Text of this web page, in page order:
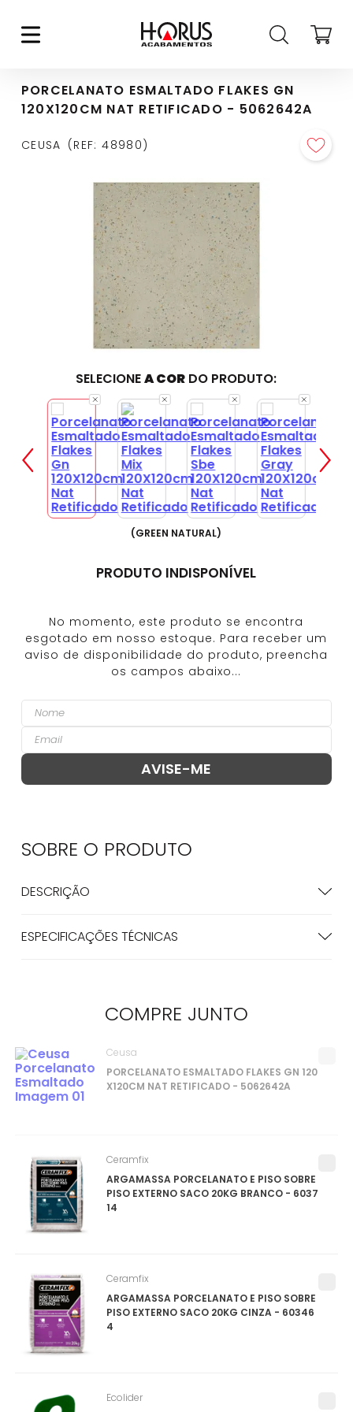
PORCELANATO ESMALTADO FLAKES GN
120X120CM NAT RETIFICADO - 5062642A
CEUSA REF:48980
SELECIONEA COR DO PRODUTO:
(GREEN NATURAL)
PRODUTO INDISPONÍVEL
SOBRE O PRODUTO
DESCRIÇÃO
ESPECIFICAÇÕES TÉCNICAS
COMPRE JUNTO
PORCELANATO ESMALTADO FLAKES GN 120
X120CM NAT RETIFICADO - 5062642A
Ceusa
ARGAMASSA PORCELANATO E PISO SOBRE
PISO EXTERNO SACO 20KG BRANCO - 6037
14
Ceramfix
ARGAMASSA PORCELANATO E PISO SOBRE
PISO EXTERNO SACO 20KG CINZA - 60346
4
Ceramfix
Ecolider